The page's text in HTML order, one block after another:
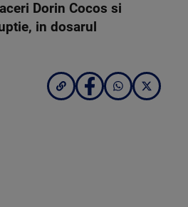
Dorin Cocos si
in dosarul